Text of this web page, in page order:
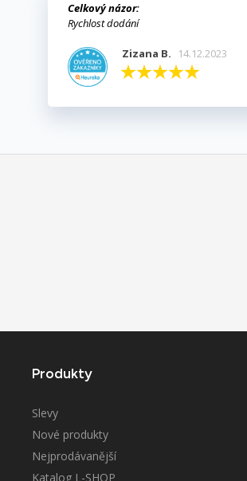
Celkový názor:
Rychlost dodání
Zizana B. 14.12.2023
Produkty
Slevy
Nové produkty
Nejprodávanější
Katalog L-SHOP